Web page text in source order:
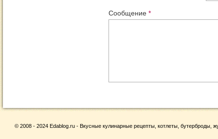
Сообщение *
© 2008 - 2024 Edablog.ru - Вкусные кулинарные рецепты, котлеты, бутерброды,